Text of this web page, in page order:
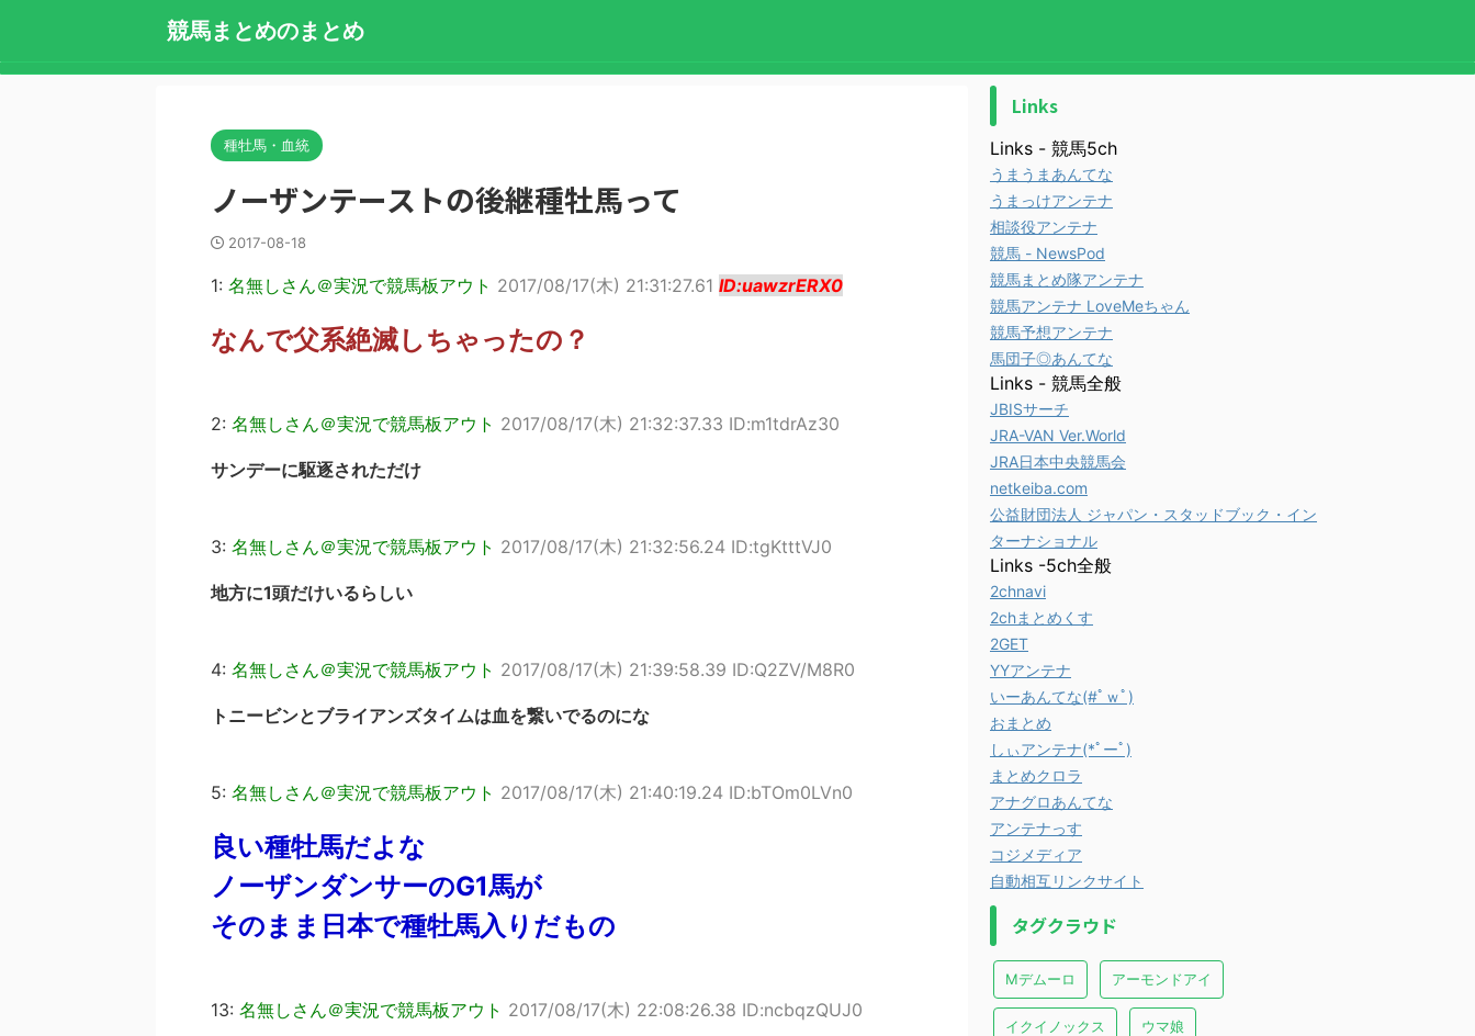
競馬まとめのまとめ
種牡馬・血統
ノーザンテーストの後継種牡馬って
2017-08-18
1: 名無しさん＠実況で競馬板アウト 2017/08/17(木) 21:31:27.61 ID:uawzrERX0
なんで父系絶滅しちゃったの？
2: 名無しさん＠実況で競馬板アウト 2017/08/17(木) 21:32:37.33 ID:m1tdrAz30
サンデーに駆逐されただけ
3: 名無しさん＠実況で競馬板アウト 2017/08/17(木) 21:32:56.24 ID:tgKtttVJ0
地方に1頭だけいるらしい
4: 名無しさん＠実況で競馬板アウト 2017/08/17(木) 21:39:58.39 ID:Q2ZV/M8R0
トニービンとブライアンズタイムは血を繋いでるのにな
5: 名無しさん＠実況で競馬板アウト 2017/08/17(木) 21:40:19.24 ID:bTOm0LVn0
良い種牡馬だよな
ノーザンダンサーのG1馬が
そのまま日本で種牡馬入りだもの
13: 名無しさん＠実況で競馬板アウト 2017/08/17(木) 22:08:26.38 ID:ncbqzQUJ0
Links
Links - 競馬5ch
うまうまあんてな
うまっけアンテナ
相談役アンテナ
競馬 - NewsPod
競馬まとめ隊アンテナ
競馬アンテナ LoveMeちゃん
競馬予想アンテナ
馬団子◎あんてな
Links - 競馬全般
JBISサーチ
JRA-VAN Ver.World
JRA日本中央競馬会
netkeiba.com
公益財団法人 ジャパン・スタッドブック・イン
ターナショナル
Links -5ch全般
2chnavi
2chまとめくす
2GET
YYアンテナ
いーあんてな(#ﾟｗﾟ)
おまとめ
しぃアンテナ(*ﾟーﾟ)
まとめクロラ
アナグロあんてな
アンテナっす
コジメディア
自動相互リンクサイト
タグクラウド
Mデムーロ アーモンドアイ
イクイノックス ウマ娘